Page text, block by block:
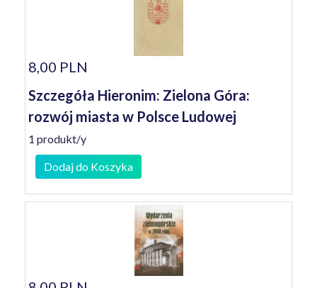
8,00 PLN
Szczegóła Hieronim: Zielona Góra:
rozwój miasta w Polsce Ludowej
1 produkt/y
Dodaj do Koszyka